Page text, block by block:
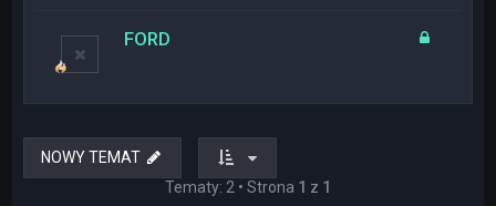
FORD
NOWY TEMAT
Tematy: 2 • Strona 1 z 1